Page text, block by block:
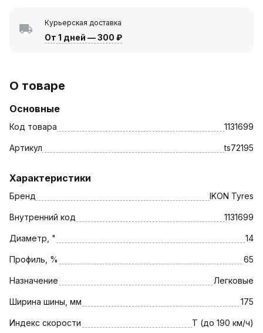
Курьерская доставка
От 1 дней —300 ₽
О товаре
Основные
Код товара 1131699
Артикул ts72195
Характеристики
Бренд IKON Tyres
Внутренний код 1131699
Диаметр, " 14
Профиль, % 65
Назначение Легковые
Ширина шины, мм 175
Индекс скорости T (до 190 км/ч)